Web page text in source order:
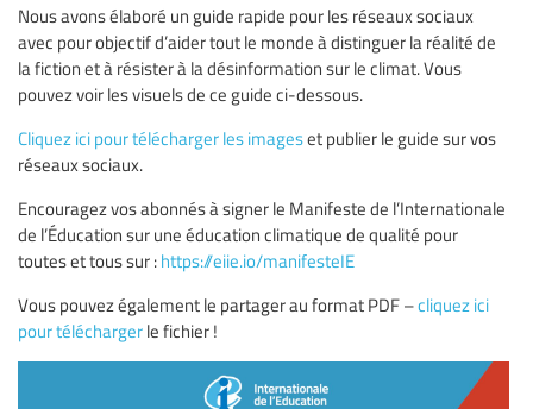
Nous avons élaboré un guide rapide pour les réseaux sociaux
avec pour objectif d’aider tout le monde à distinguer la réalité de
la fiction et à résister à la désinformation sur le climat. Vous
pouvez voir les visuels de ce guide ci-dessous.
Cliquez ici pour télécharger les imageset publier le guide sur vos
réseaux sociaux.
Encouragez vos abonnés à signer le Manifeste de l’Internationale
de l’Éducation sur une éducation climatique de qualité pour
toutes et tous sur : https://eiie.io/manifesteIE
Vous pouvez également le partager au format PDF –cliquez ici
pour télécharger le fichier !